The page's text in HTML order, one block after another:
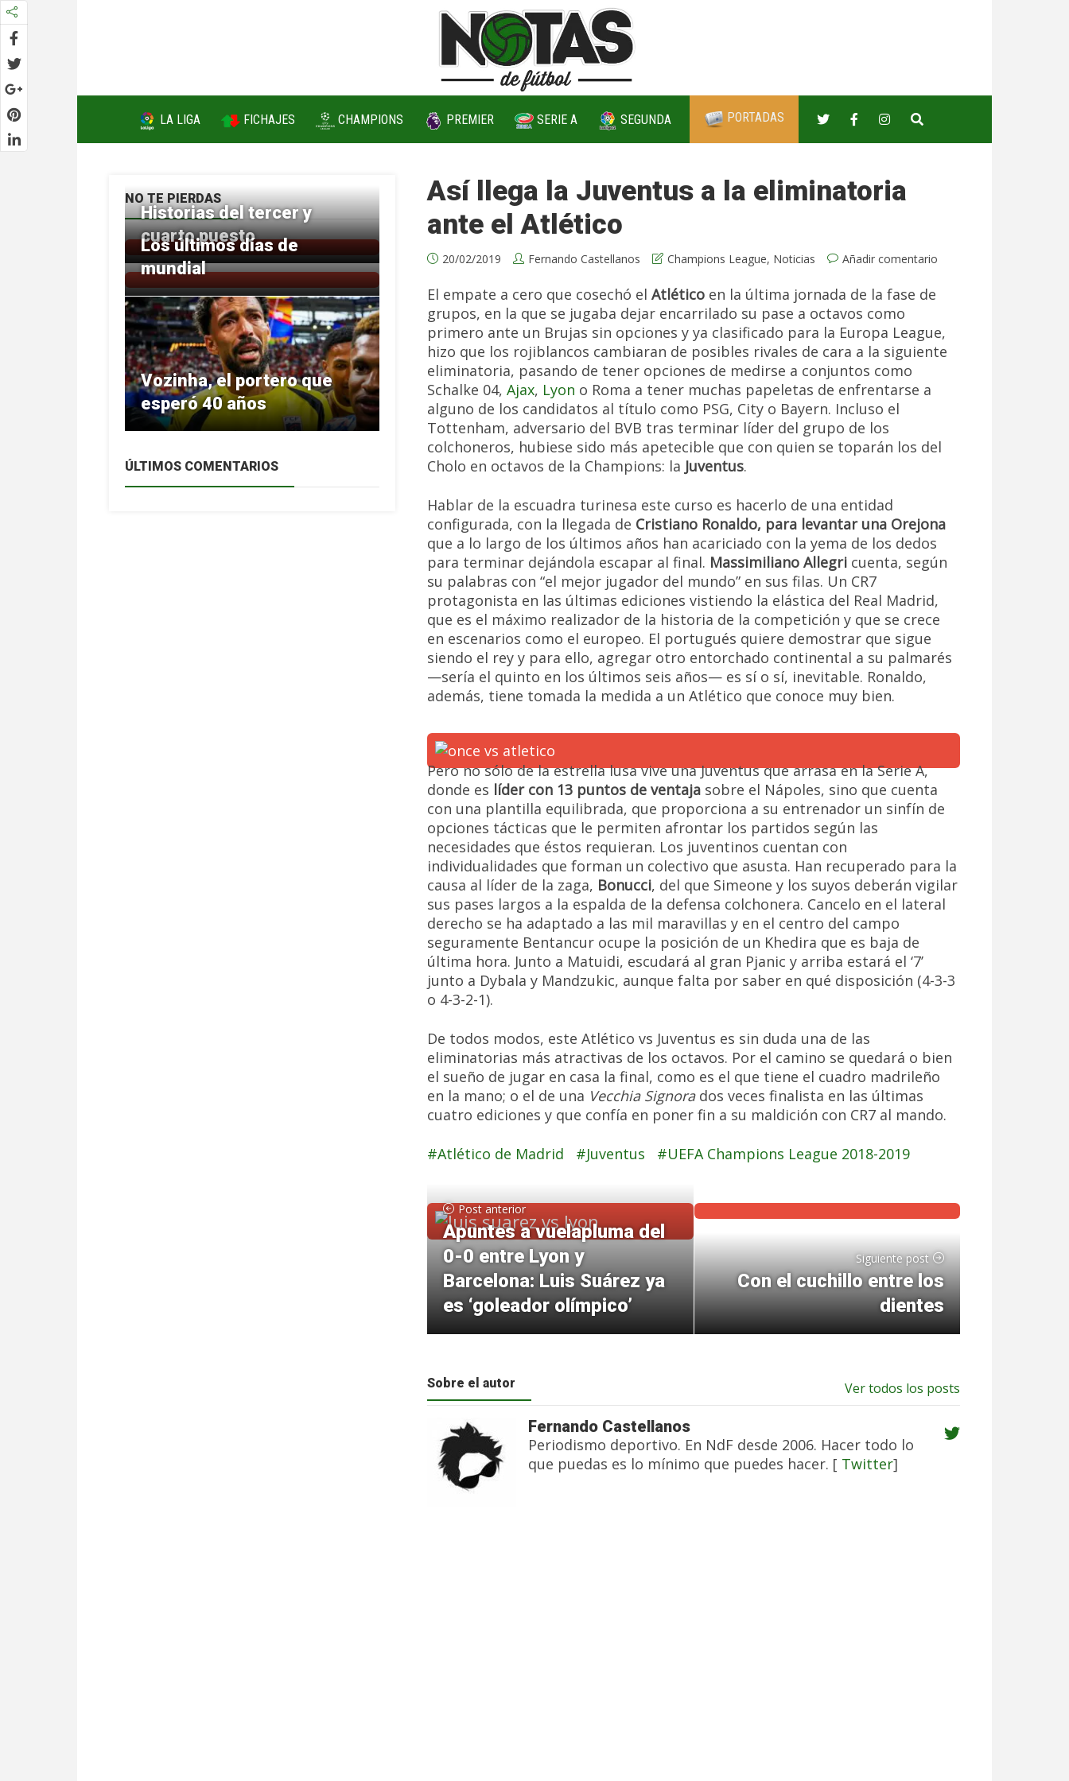
LA LIGA FICHAJES CHAMPIONS PREMIER SERIE A SEGUNDA PORTADAS
Así llega la Juventus a la eliminatoria
ante el Atlético
20/02/2019 Fernando Castellanos Champions League, Noticias Añadir comentario
El empate a cero que cosechó el Atlético en la última jornada de la fase de
grupos, en la que se jugaba dejar encarrilado su pase a octavos como
primero ante un Brujas sin opciones y ya clasificado para la Europa League,
hizo que los rojiblancos cambiaran de posibles rivales de cara a la siguiente
eliminatoria, pasando de tener opciones de medirse a conjuntos como
Schalke 04, Ajax, Lyon o Roma a tener muchas papeletas de enfrentarse a
alguno de los candidatos al título como PSG, City o Bayern. Incluso el
Tottenham, adversario del BVB tras terminar líder del grupo de los
colchoneros, hubiese sido más apetecible que con quien se toparán los del
Cholo en octavos de la Champions: la Juventus.
Hablar de la escuadra turinesa este curso es hacerlo de una entidad
configurada, con la llegada de Cristiano Ronaldo, para levantar una Orejona
que a lo largo de los últimos años han acariciado con la yema de los dedos
para terminar dejándola escapar al final. Massimiliano Allegri cuenta, según
su palabras con “el mejor jugador del mundo” en sus filas. Un CR7
protagonista en las últimas ediciones vistiendo la elástica del Real Madrid,
que es el máximo realizador de la historia de la competición y que se crece
en escenarios como el europeo. El portugués quiere demostrar que sigue
siendo el rey y para ello, agregar otro entorchado continental a su palmarés
—sería el quinto en los últimos seis años— es sí o sí, inevitable. Ronaldo,
además, tiene tomada la medida a un Atlético que conoce muy bien.
Pero no sólo de la estrella lusa vive una Juventus que arrasa en la Serie A,
donde es líder con 13 puntos de ventaja sobre el Nápoles, sino que cuenta
con una plantilla equilibrada, que proporciona a su entrenador un sinfín de
opciones tácticas que le permiten afrontar los partidos según las
necesidades que éstos requieran. Los juventinos cuentan con
individualidades que forman un colectivo que asusta. Han recuperado para la
causa al líder de la zaga, Bonucci, del que Simeone y los suyos deberán vigilar
sus pases largos a la espalda de la defensa colchonera. Cancelo en el lateral
derecho se ha adaptado a las mil maravillas y en el centro del campo
seguramente Bentancur ocupe la posición de un Khedira que es baja de
última hora. Junto a Matuidi, escudará al gran Pjanic y arriba estará el ‘7’
junto a Dybala y Mandzukic, aunque falta por saber en qué disposición (4-3-3
o 4-3-2-1).
De todos modos, este Atlético vs Juventus es sin duda una de las
eliminatorias más atractivas de los octavos. Por el camino se quedará o bien
el sueño de jugar en casa la final, como es el que tiene el cuadro madrileño
en la mano; o el de una Vecchia Signorados veces finalista en las últimas
cuatro ediciones y que confía en poner fin a su maldición con CR7 al mando.
Atlético de Madrid Juventus UEFA Champions League 2018-2019
Post anterior
Apuntes a vuelapluma del
0-0 entre Lyon y
Barcelona: Luis Suárez ya
es ‘goleador olímpico’
Siguiente post
Con el cuchillo entre los
dientes
Sobre el autor Ver todos los posts
Fernando Castellanos
Periodismo deportivo. En NdF desde 2006. Hacer todo lo
que puedas es lo mínimo que puedes hacer. [ Twitter]
NO TE PIERDAS
Historias del tercer y
cuarto puesto
Los últimos días de
mundial
Vozinha, el portero que
esperó 40 años
ÚLTIMOS COMENTARIOS